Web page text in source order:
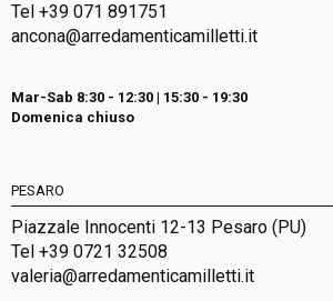
Tel +39 071 891751
ancona@arredamenticamilletti.it
Mar-Sab 8:30 - 12:30 | 15:30 - 19:30
Domenica chiuso
PESARO
Piazzale Innocenti 12-13 Pesaro (PU)
Tel +39 0721 32508
valeria@arredamenticamilletti.it